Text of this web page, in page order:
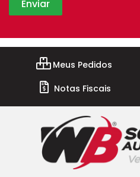
Meus Pedidos
Notas Fiscais